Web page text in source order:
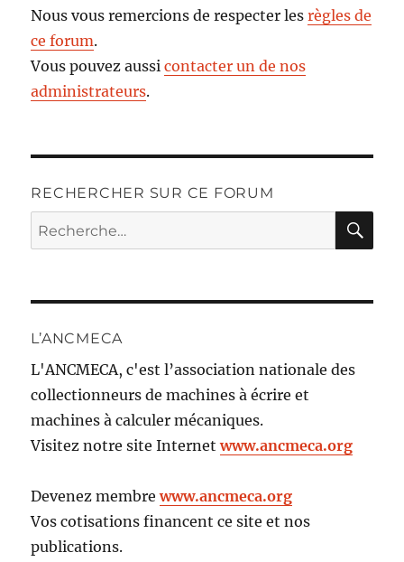
Nous vous remercions de respecter lesrègles de
ce forum.
Vous pouvez aussicontacter un de nos
administrateurs.
RECHERCHER SUR CE FORUM
Recherche
pour :
L’ANCMECA
L'ANCMECA, c'est l’association nationale des
collectionneurs de machines à écrire et
machines à calculer mécaniques.
Visitez notre site Internetwww.ancmeca.org
Devenez membrewww.ancmeca.org
Vos cotisations financent ce site et nos
publications.